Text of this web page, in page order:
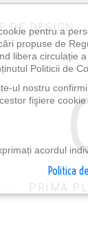
DE DESIGN
PRIMA
pentru a
propuse de
libera circulație
Politicii de
ul nostru
fişiere
acordul
Politica